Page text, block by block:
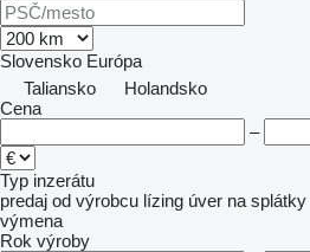
Slovensko Európa
Taliansko
Holandsko
Cena
–
Typ inzerátu
predaj od výrobcu lízing úver na splátky
výmena
Rok výroby